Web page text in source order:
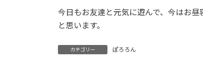
今日もお友達と元気に遊んで、今はお
と思います。
カテゴリー ぽろろん